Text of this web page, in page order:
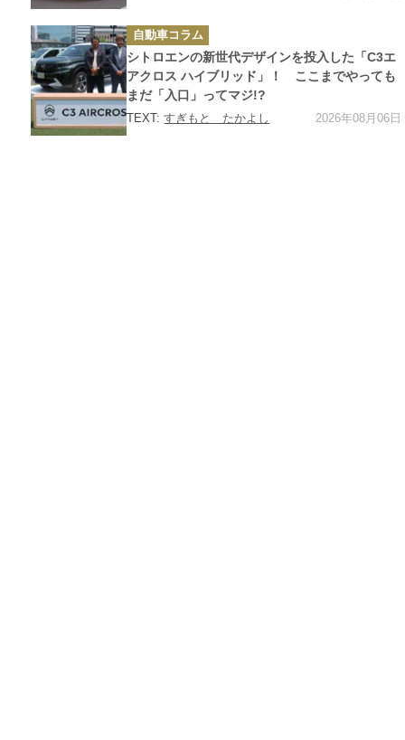
カ
テ
ゴ
リ
ー
自動車コラム
シトロエンの新世代デザインを投入した「C3エ
アクロス ハイブリッド」！ ここまでやっても
まだ「入口」ってマジ!?
TEXT:すぎもと たかよし 2026年08月06日